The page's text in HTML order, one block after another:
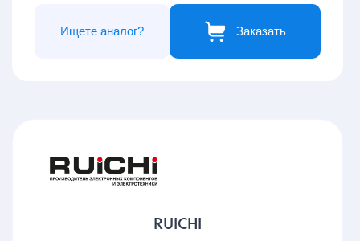
Заказать
Ищете аналог?
RUICHI